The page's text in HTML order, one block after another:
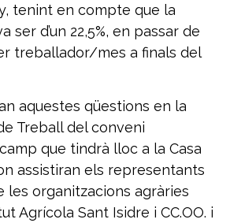
tenint en compte que la
ser d’un 22,5%, en passar de
treballador/mes a finals del
aquestes qüestions en la
Treball del conveni
que tindrà lloc a la Casa
assistiran els representants
les organitzacions agràries
Agrícola Sant Isidre i CC.OO. i